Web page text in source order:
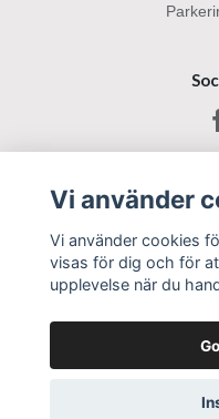
Vi använder
Vi använder cookies
visas för dig och för
upplevelse när du